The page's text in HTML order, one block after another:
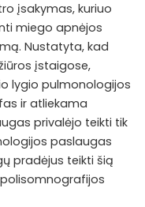
įsakymas, kuriuo
miego apnėjos
Nustatyta, kad
įstaigose,
lygio pulmonologijos
ir atliekama
privalėjo teikti tik
paslaugas
pradėjus teikti šią